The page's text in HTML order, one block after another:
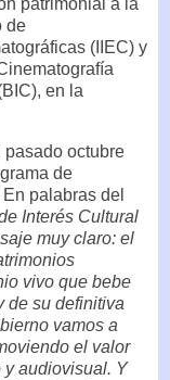
patrimonial a la
de
(IIEC) y
en la
octubre
de
palabras del
Interés Cultural
muy claro: el
vivo que bebe
de su definitiva
vamos a
el valor
y audiovisual. Y